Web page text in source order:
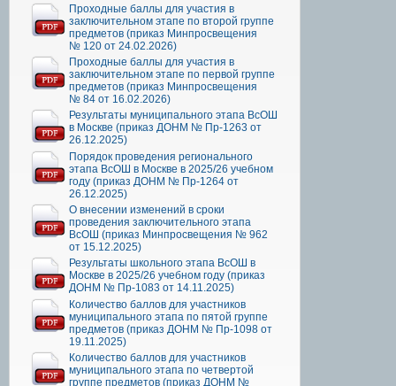
Проходные баллы для участия в
заключительном этапе по второй группе
предметов (приказ Минпросвещения
№ 120 от 24.02.2026)
Проходные баллы для участия в
заключительном этапе по первой группе
предметов (приказ Минпросвещения
№ 84 от 16.02.2026)
Результаты муниципального этапа ВсОШ
в Москве (приказ ДОНМ № Пр-1263 от
26.12.2025)
Порядок проведения регионального
этапа ВсОШ в Москве в 2025/26 учебном
году (приказ ДОНМ № Пр-1264 от
26.12.2025)
О внесении изменений в сроки
проведения заключительного этапа
ВсОШ (приказ Минпросвещения № 962
от 15.12.2025)
Результаты школьного этапа ВсОШ в
Москве в 2025/26 учебном году (приказ
ДОНМ № Пр-1083 от 14.11.2025)
Количество баллов для участников
муниципального этапа по пятой группе
предметов (приказ ДОНМ № Пр-1098 от
19.11.2025)
Количество баллов для участников
муниципального этапа по четвертой
группе предметов (приказ ДОНМ №